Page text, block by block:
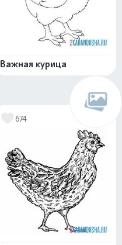
Важная курица
674